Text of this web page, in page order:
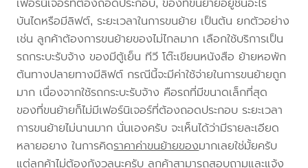
บันไดหรือมีลิฟต์, ระยะเวลาในการขนย้าย เป็นต้น ยกตัวอย่าง
เช่น ลูกค้าต้องการขนย้ายของไม่ไกลมาก เลือกใช้บริการเป็น
รถกระบะรับจ้าง ของมีตู้เย็น ทีวี โต๊ะเขียนหนังสือ ย้ายหอพัก
ต้นทางปลายทางมีลิฟต์ กรณีนี้จะมีค่าใช้จ่ายในการขนย้ายถูก
มาก เนื่องจากใช้รถกระบะรับจ้าง คือรถที่มีขนาดเล็กที่สุด
ของที่ขนย้ายก็ไม่มีเฟอร์นิเจอร์ที่ต้องถอดประกอบ ระยะเวลา
การขนย้ายไม่นานมาก นั่นเองครับ จะเห็นได้ว่ามีรายละเอียด
หลายอยาง ในการคิดราคาค่าขนย้ายของมากเลยใช่มั้ยครับ
แต่ลูกค้าไม่ต้องกังวลนะครับ ลูกค้าสามารถสอบถามและแจ้ง